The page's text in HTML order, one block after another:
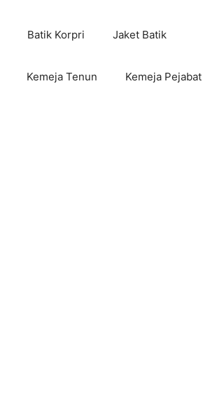
Batik Korpri Jaket Batik
Kemeja Tenun Kemeja Pejabat